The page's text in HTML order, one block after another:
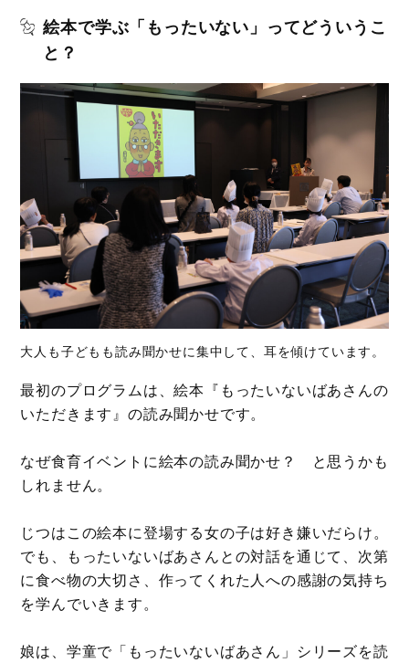
絵本で学ぶ「もったいない」ってどういうこ
と？
大人も子どもも読み聞かせに集中して、耳を傾けています。
最初のプログラムは、絵本『もったいないばあさんの
いただきます』の読み聞かせです。
なぜ食育イベントに絵本の読み聞かせ？ と思うかも
しれません。
じつはこの絵本に登場する女の子は好き嫌いだらけ。
でも、もったいないばあさんとの対話を通じて、次第
に食べ物の大切さ、作ってくれた人への感謝の気持ち
を学んでいきます。
娘は、学童で「もったいないばあさん」シリーズを読